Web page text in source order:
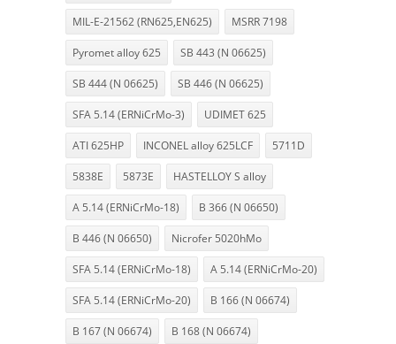
MIL-E-21562 (RN625,EN625) MSRR 7198
Pyromet alloy 625 SB 443 (N 06625)
SB 444 (N 06625) SB 446 (N 06625)
SFA 5.14 (ERNiCrMo-3) UDIMET 625
ATI 625HP INCONEL alloy 625LCF 5711D
5838E 5873E HASTELLOY S alloy
A 5.14 (ERNiCrMo-18) B 366 (N 06650)
B 446 (N 06650) Nicrofer 5020hMo
SFA 5.14 (ERNiCrMo-18) A 5.14 (ERNiCrMo-20)
SFA 5.14 (ERNiCrMo-20) B 166 (N 06674)
B 167 (N 06674) B 168 (N 06674)